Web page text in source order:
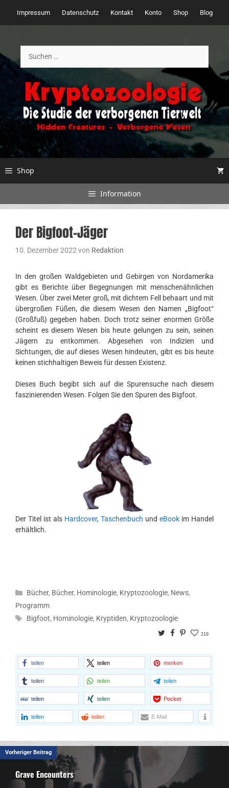
Inhalt
springen
Impressum Datenschutz Kontakt Konto Shop Blog
nach:
Shop
Information
Der Bigfoot-Jäger
10. Dezember 2022 von Redaktion
In den großen Waldgebieten und Gebirgen von Nordamerika
gibt es Berichte über Begegnungen mit menschenähnlichen
Wesen. Über zwei Meter groß, mit dichtem Fell behaart und mit
übergroßen Füßen, die diesem Wesen den Namen „Bigfoot“
(Großfuß) gegeben haben. Doch trotz seiner enormen Größe
scheint es diesem Wesen bis heute gelungen zu sein, seinen
Jägern zu entkommen. Abgesehen von Indizien und
Sichtungen, die auf dieses Wesen hindeuten, gibt es bis heute
keinen stichhaltigen Beweis für dessen Existenz.
Dieses Buch begibt sich auf die Spurensuche nach diesem
faszinierenden Wesen. Folgen Sie den Spuren des Bigfoot.
Der Titel ist als Hardcover, Taschenbuch und eBook im Handel
erhältlich.
Kategorien
Bücher, Bücher, Hominologie, Kryptozoologie, News,
Programm
Schlagwörter
Bigfoot, Hominologie, Kryptiden, Kryptozoologie
TwitterFacebook
Pinterest
219
teilen teilen merken
teilen teilen teilen
teilen teilen Pocket
teilen teilen E-Mail
Vorheriger Beitrag
Grave Encounters